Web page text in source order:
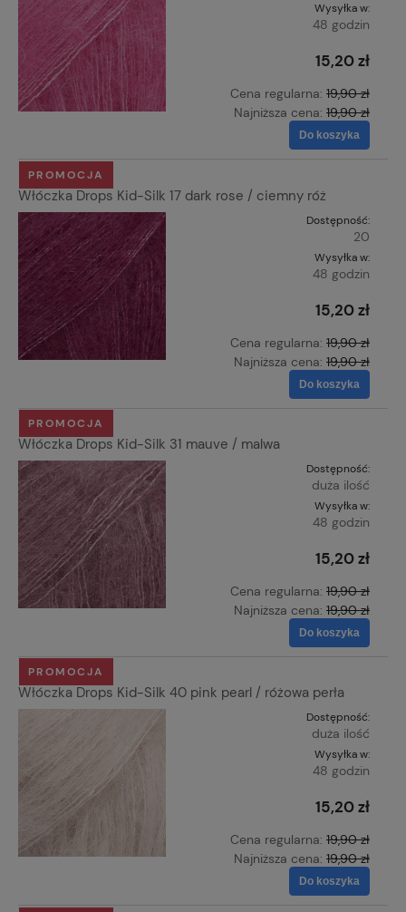
Wysyłka w:
48 godzin
15,20 zł
Cena regularna: 19,90 zł
Najniższa cena: 19,90 zł
Do koszyka
Włóczka Drops Kid-Silk 17 dark rose / ciemny róż
Dostępność:
20
Wysyłka w:
48 godzin
15,20 zł
Cena regularna: 19,90 zł
Najniższa cena: 19,90 zł
Do koszyka
PROMOCJA
Włóczka Drops Kid-Silk 31 mauve / malwa
Dostępność:
duża ilość
Wysyłka w:
48 godzin
15,20 zł
Cena regularna: 19,90 zł
Najniższa cena: 19,90 zł
Do koszyka
PROMOCJA
Włóczka Drops Kid-Silk 40 pink pearl / różowa perła
Dostępność:
duża ilość
Wysyłka w:
48 godzin
15,20 zł
Cena regularna: 19,90 zł
Najniższa cena: 19,90 zł
Do koszyka
PROMOCJA